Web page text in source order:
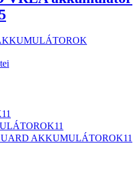
11
11
AKKUMULÁTOROK11